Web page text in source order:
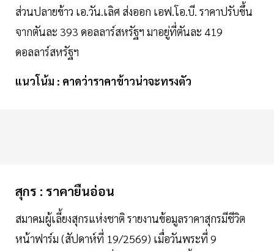
ส่วนปลายข้าว เอ.วัน.เลิศ ส่งออก เอฟ.โอ.บี. ราคาปรับขึ้น
จากตันละ 393 ดอลลาร์สหรัฐฯ มาอยู่ที่ตันละ 419
ดอลลาร์สหรัฐฯ
แนวโน้ม : คาดว่าราคาข้าวน่าจะทรงตัว
สุกร : ราคายืนอ่อน
สมาคมผู้เลี้ยงสุกรแห่งชาติ รายงานข้อมูลราคาสุกรมีชีวิต
หน้าฟาร์ม (สัปดาห์ที่ 19/2569) เมื่อวันพระที่ 9